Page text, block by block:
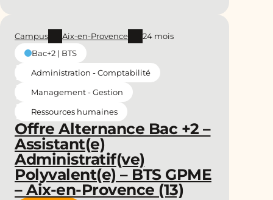
Offre Alternance Bac +2 –
Assistant(e)
Administratif(ve)
Polyvalent(e) – BTS GPME
– Aix-en-Provence (13)
Campus Aix-en-Provence
24 mois
Bac+2 | BTS
Administration - Comptabilité
Management - Gestion
Ressources humaines